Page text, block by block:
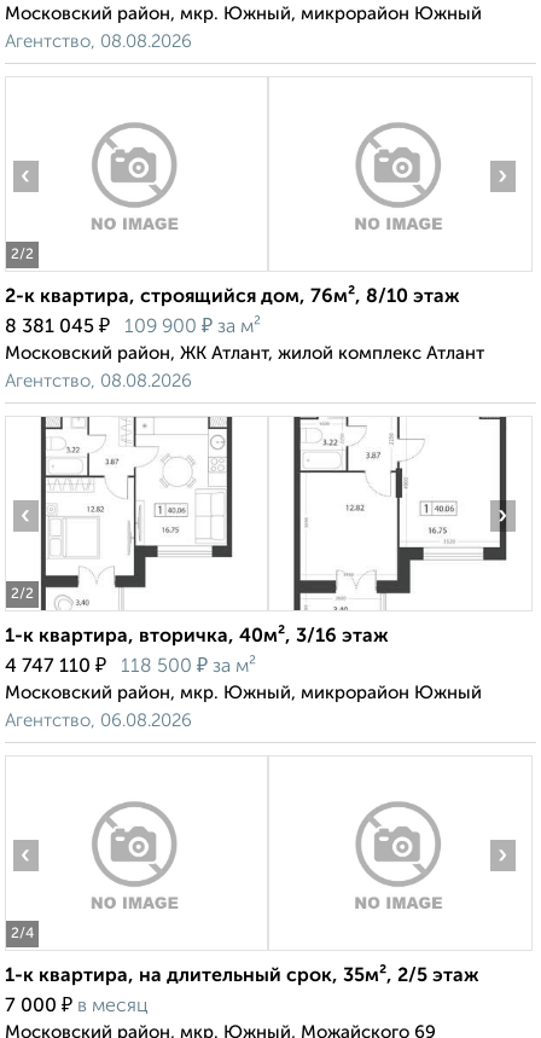
Московский район, мкр. Южный, микрорайон Южный
Агентство, 08.08.2026
2/2
‹ ›
2-к квартира, строящийся дом, 76м², 8/10 этаж
8 381 045 ₽ 109 900 ₽ за м²
Московский район, ЖК Атлант, жилой комплекс Атлант
Агентство, 08.08.2026
2/2
‹ ›
1-к квартира, вторичка, 40м², 3/16 этаж
4 747 110 ₽ 118 500 ₽ за м²
Московский район, мкр. Южный, микрорайон Южный
Агентство, 06.08.2026
2/4
‹ ›
1-к квартира, на длительный срок, 35м², 2/5 этаж
7 000 ₽ в месяц
Московский район, мкр. Южный, Можайского 69